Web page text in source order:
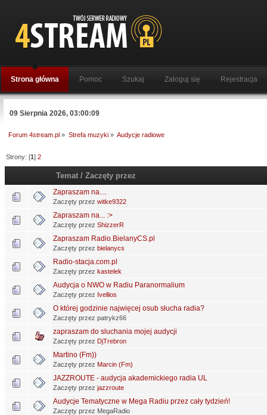
Strona główna Pomoc Szukaj Zaloguj się Rejestracja
09 Sierpnia 2026, 03:00:09
Forum 4stream.pl » Strefa muzyki» Audycje radiowe
Strony: [1]2
Temat /Zaczęty przez
Zapraszam na....
Zaczęty przez witke9322
Zapraszam na... :>
Zaczęty przez ShizzerR
Zapraszam Radio.BielanyCS.pl
Zaczęty przez bielanycs
Radio-stacja.com.pl
Zaczęty przez kastelek
Audycja o NWO w Radiu Paranormalium
Zaczęty przez Ivellios
O której godzinie najwięcej osub słucha radia?
Zaczęty przez patrykz66
zapraszam do sluchania mojej audycji
Zaczęty przez DjTrebron
Martino (Fm))
Zaczęty przez Marcin (Fm)
JAZZROUTE - audycja akademickiego radia UL
Zaczęty przez jazzroute
Audycje Tematyczne w Mega Radiu przez cały tydzień!
Zaczęty przez MegaRadio